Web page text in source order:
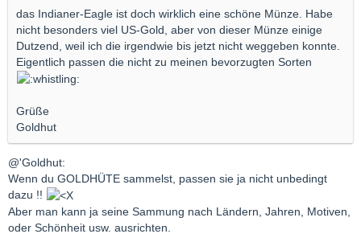
das Indianer-Eagle ist doch wirklich eine schöne Münze. Habe
nicht besonders viel US-Gold, aber von dieser Münze einige
Dutzend, weil ich die irgendwie bis jetzt nicht weggeben konnte.
Eigentlich passen die nicht zu meinen bevorzugten Sorten
Grüße
Goldhut
@'Goldhut:
Wenn du GOLDHÜTE sammelst, passen sie ja nicht unbedingt
dazu !!
Aber man kann ja seine Sammung nach Ländern, Jahren, Motiven,
oder Schönheit usw. ausrichten.